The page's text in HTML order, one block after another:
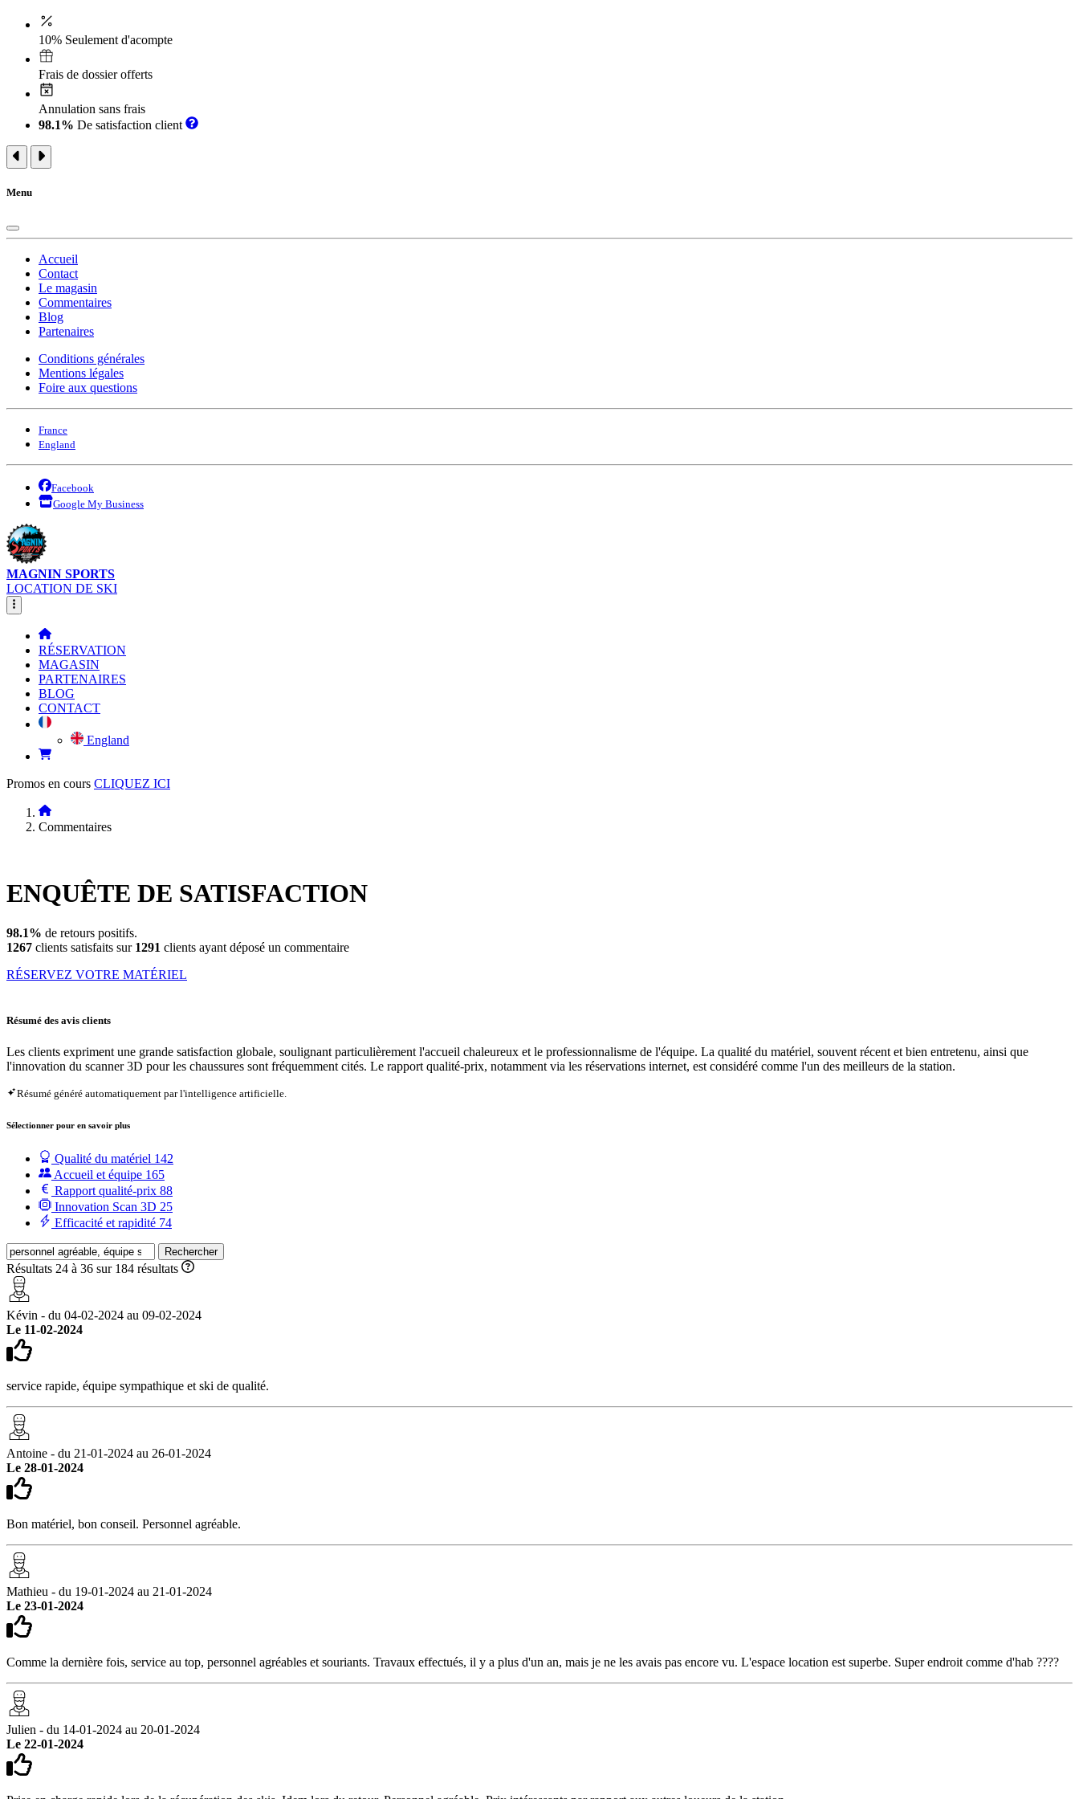
10% Seulement d'acompte
Frais de dossier offerts
Annulation sans frais
98.1% De satisfaction client
Menu
Accueil
Contact
Le magasin
Commentaires
Blog
Partenaires
Conditions générales
Mentions légales
Foire aux questions
France
England
Facebook
Google My Business
MAGNIN SPORTS
LOCATION DE SKI
RÉSERVATION
MAGASIN
PARTENAIRES
BLOG
CONTACT
England
Promos en cours CLIQUEZ ICI
Commentaires
ENQUÊTE DE SATISFACTION
98.1% de retours positifs.
1267 clients satisfaits sur 1291 clients ayant déposé un commentaire
RÉSERVEZ VOTRE MATÉRIEL
Résumé des avis clients
Les clients expriment une grande satisfaction globale, soulignant particulièrement l'accueil chaleureux et le professionnalisme de l'équipe. La qualité du matériel, souvent récent et bien entretenu, ainsi que
l'innovation du scanner 3D pour les chaussures sont fréquemment cités. Le rapport qualité-prix, notamment via les réservations internet, est considéré comme l'un des meilleurs de la station.
Résumé généré automatiquement par l'intelligence artificielle.
Sélectionner pour en savoir plus
Qualité du matériel 142
Accueil et équipe 165
Rapport qualité-prix 88
Innovation Scan 3D 25
Efficacité et rapidité 74
Rechercher
Résultats 24 à 36 sur 184 résultats
Kévin - du 04-02-2024 au 09-02-2024
Le 11-02-2024
service rapide, équipe sympathique et ski de qualité.
Antoine - du 21-01-2024 au 26-01-2024
Le 28-01-2024
Bon matériel, bon conseil. Personnel agréable.
Mathieu - du 19-01-2024 au 21-01-2024
Le 23-01-2024
Comme la dernière fois, service au top, personnel agréables et souriants. Travaux effectués, il y a plus d'un an, mais je ne les avais pas encore vu. L'espace location est superbe. Super endroit comme d'hab ????
Julien - du 14-01-2024 au 20-01-2024
Le 22-01-2024